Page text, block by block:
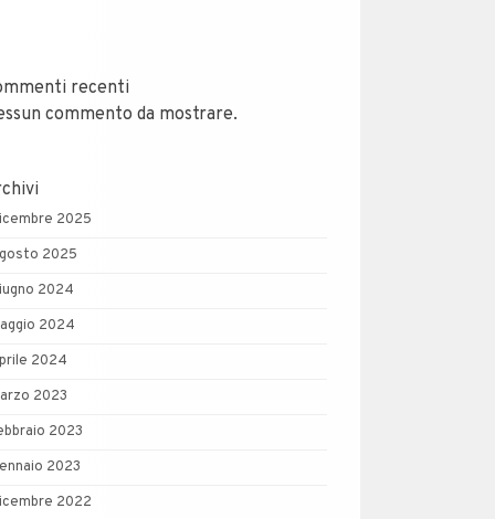
recenti
commento da mostrare.
2025
2025
2024
2024
2024
2023
2023
2023
2022